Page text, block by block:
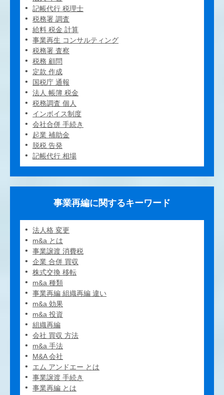
記帳代行 税理士
税務署 調査
給料 税金 計算
事業再生 コンサルティング
税務署 査察
税務 顧問
定款 作成
国税庁 通報
法人 帳簿 税金
税務調査 個人
インボイス制度
会社合併 手続き
起業 補助金
脱税 告発
記帳代行 相場
事業再編に関するキーワード
法人格 変更
m&a とは
事業譲渡 消費税
企業 合併 買収
株式交換 移転
m&a 種類
事業再編 組織再編 違い
m&a 効果
m&a 投資
組織再編
会社 買収 方法
m&a 手法
M&A 会社
エム アンドエー とは
事業譲渡 手続き
事業再編 とは